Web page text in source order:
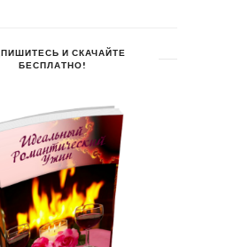
И СКАЧАЙТЕ
БЕСПЛАТНО!